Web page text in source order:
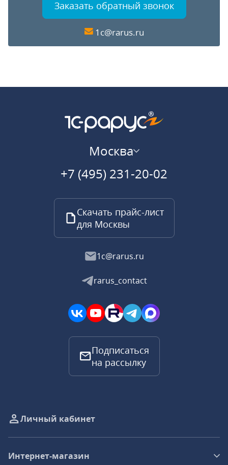
Заказать обратный звонок
1c@rarus.ru
Москва
+7 (495) 231-20-02
Скачать прайс-лист
для Москвы
1c@rarus.ru
rarus_contact
Подписаться
на рассылку
Личный кабинет
Интернет-магазин